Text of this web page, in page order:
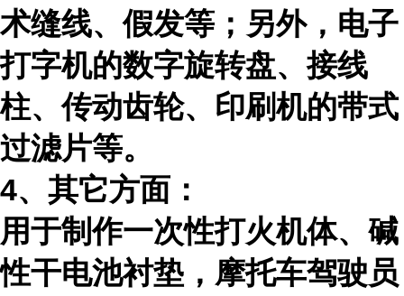
术缝线、假发等；另外，电子
打字机的数字旋转盘、接线
柱、传动齿轮、印刷机的带式
过滤片等。
4、其它方面：
用于制作一次性打火机体、碱
性干电池衬垫，摩托车驾驶员